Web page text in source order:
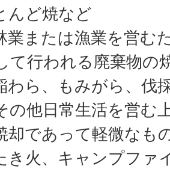
んど焼など
業または漁業を営む
て行われる廃棄物の
わら、もみがら、伐
の他日常生活を営む
却であって軽微なも
き火、キャンプファ